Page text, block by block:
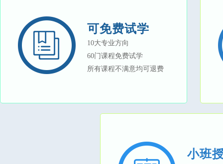
可免费试学
10大专业方向
60门课程免费试学
所有课程不满意均可退费
小班